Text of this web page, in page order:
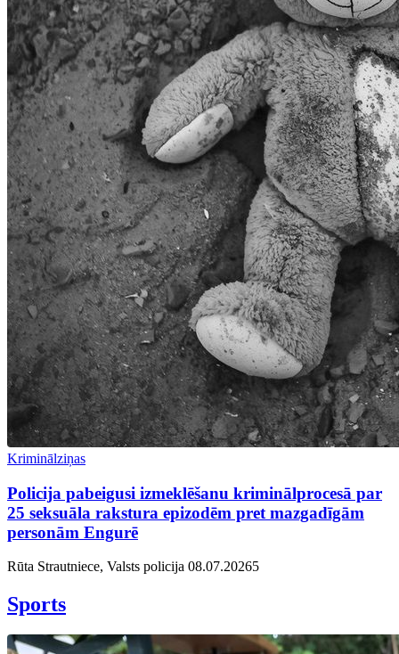
Kriminālziņas
Policija pabeigusi izmeklēšanu kriminālprocesā par
25 seksuāla rakstura epizodēm pret mazgadīgām
personām Engurē
Rūta Strautniece, Valsts policija 08.07.20265
Sports